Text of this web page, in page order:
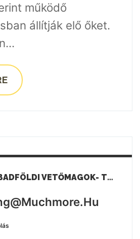
működő
állítják elő őket.
REINSAAT SZABADFÖLDI VETŐMAGOK- TÖK